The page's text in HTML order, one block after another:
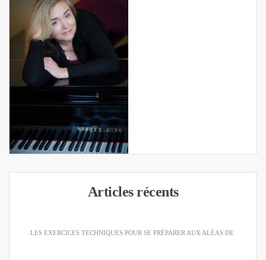
Articles récents
LES EXERCICES TECHNIQUES POUR SE PRÉPARER AUX ALÉAS DE